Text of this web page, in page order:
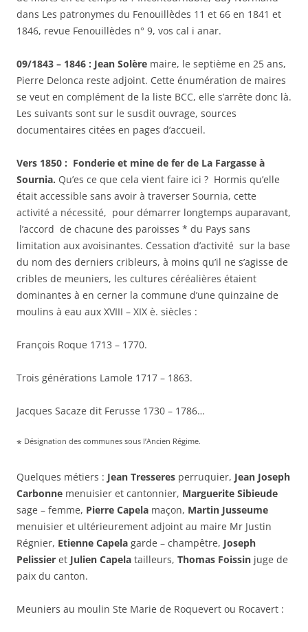
dans Les patronymes du Fenouillèdes 11 et 66 en 1841 et
1846, revue Fenouillèdes n° 9, vos cal i anar.
09/1843 – 1846 : Jean Solère maire, le septième en 25 ans,
Pierre Delonca reste adjoint. Cette énumération de maires
se veut en complément de la liste BCC, elle s’arrête donc là.
Les suivants sont sur le susdit ouvrage, sources
documentaires citées en pages d’accueil.
Vers 1850 : Fonderie et mine de fer de La Fargasse à
Sournia. Qu’es ce que cela vient faire ici ? Hormis qu’elle
était accessible sans avoir à traverser Sournia, cette
activité a nécessité, pour démarrer longtemps auparavant,
l’accord de chacune des paroisses * du Pays sans
limitation aux avoisinantes. Cessation d’activité sur la base
du nom des derniers cribleurs, à moins qu’il ne s’agisse de
cribles de meuniers, les cultures céréalières étaient
dominantes à en cerner la commune d’une quinzaine de
moulins à eau aux XVIII – XIX è. siècles :
François Roque 1713 – 1770.
Trois générations Lamole 1717 – 1863.
Jacques Sacaze dit Ferusse 1730 – 1786…
* Désignation des communes sous l’Ancien Régime.
Quelques métiers : Jean Tresseres perruquier, Jean Joseph
Carbonne menuisier et cantonnier, Marguerite Sibieude
sage – femme, Pierre Capela maçon, Martin Jusseume
menuisier et ultérieurement adjoint au maire Mr Justin
Régnier, Etienne Capela garde – champêtre, Joseph
Pelissier et Julien Capela tailleurs, Thomas Foissin juge de
paix du canton.
Meuniers au moulin Ste Marie de Roquevert ou Rocavert :